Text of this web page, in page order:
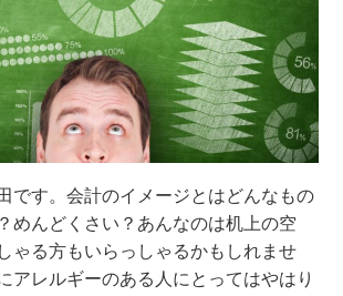
です。会計のイメージとはどんなもの
めんどくさい？あんなのは机上の空
ゃる方もいらっしゃるかもしれませ
アレルギーのある人にとってはやはり